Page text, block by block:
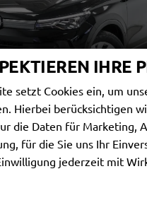
TIGUAN
BASIS - LAGER
Fahrzeug mit Tageszulassung
IHRE
setzt Cookies ein, um
Hierbei berücksichtigen
die Daten für Marketing,
für die Sie uns Ihr
jederzeit mit